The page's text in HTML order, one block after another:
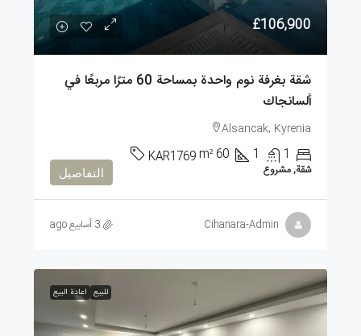
£106,900
شقة بغرفة نوم واحدة بمساحة 60 مترًا مربعًا في
ألسانجاك
Alsancak, Kyrenia
1
1
60
m²
KAR1769
شقة, مشروع التفاصيل
Cihanara-Admin 3 أسابيع ago
للبيع اعادة البيع